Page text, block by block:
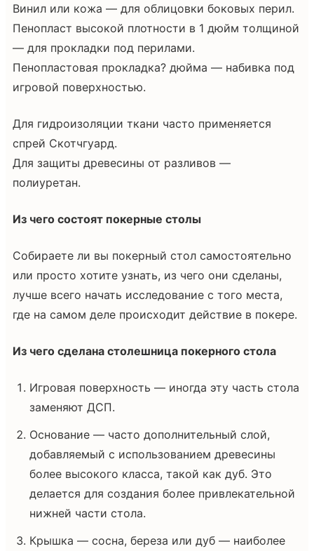
Винил или кожа — для облицовки боковых перил.
Пенопласт высокой плотности в 1 дюйм толщиной
— для прокладки под перилами.
Пенопластовая прокладка? дюйма — набивка под
игровой поверхностью.
Для гидроизоляции ткани часто применяется
спрей Скотчгуард.
Для защиты древесины от разливов —
полиуретан.
Из чего состоят покерные столы
Собираете ли вы покерный стол самостоятельно
или просто хотите узнать, из чего они сделаны,
лучше всего начать исследование с того места,
где на самом деле происходит действие в покере.
Из чего сделана столешница покерного стола
Игровая поверхность — иногда эту часть стола
заменяют ДСП.
Основание — часто дополнительный слой,
добавляемый с использованием древесины
более высокого класса, такой как дуб. Это
делается для создания более привлекательной
нижней части стола.
Крышка — сосна, береза или дуб — наиболее